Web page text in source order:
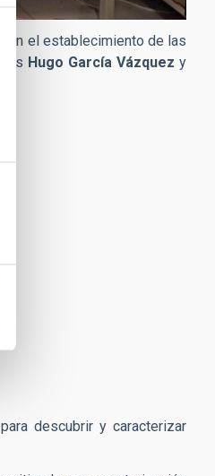
en el establecimiento de las
Hugo García Vázquez y
descubrir y caracterizar